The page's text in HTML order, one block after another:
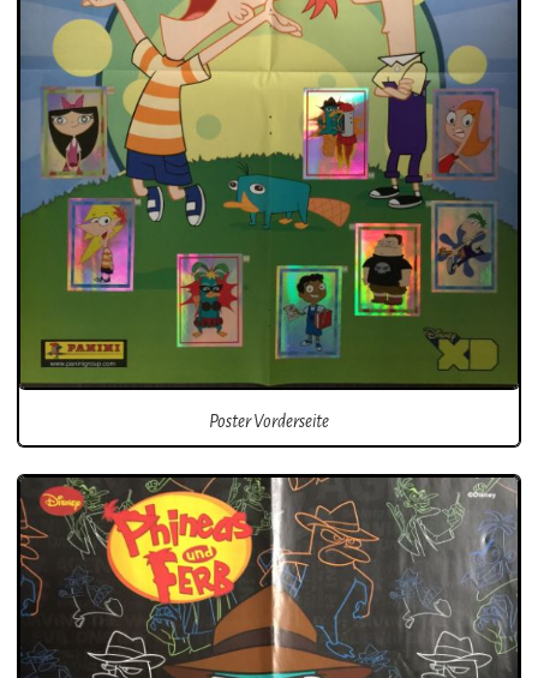
Poster Vorderseite